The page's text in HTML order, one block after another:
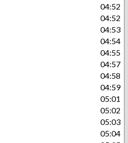
04:52
04:52
04:53
04:54
04:55
04:57
04:58
04:59
05:01
05:02
05:03
05:04